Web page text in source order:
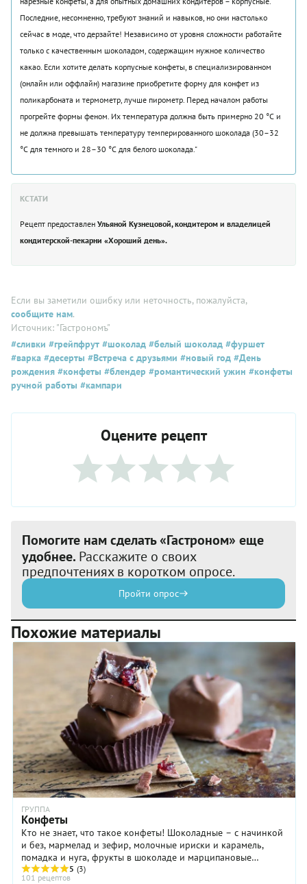
Последние, несомненно, требуют знаний и навыков, но они настолько
сейчас в моде, что дерзайте! Независимо от уровня сложности работайте
только с качественным шоколадом, содержащим нужное количество
какао. Если хотите делать корпусные конфеты, в специализированном
(онлайн или оффлайн) магазине приобретите форму для конфет из
поликарбоната и термометр, лучше пирометр. Перед началом работы
прогрейте формы феном. Их температура должна быть примерно 20 °С и
не должна превышать температуру темперированного шоколада (30–32
°С для темного и 28–30 °С для белого шоколада."
КСТАТИ
Рецепт предоставлен Ульяной Кузнецовой, кондитером и владелицей
кондитерской-пекарни «Хороший день».
Если вы заметили ошибку или неточность, пожалуйста,
сообщите нам.
Источник: "Гастрономъ"
#сливки #грейпфрут #шоколад #белый шоколад #фуршет
#варка #десерты #Встреча с друзьями #новый год #День
рождения #конфеты #блендер #романтический ужин #конфеты
ручной работы #кампари
Оцените рецепт
Помогите нам сделать «Гастроном» еще
удобнее. Расскажите о своих
предпочтениях в коротком опросе.
Пройти опрос
Похожие материалы
ГРУППА
Конфеты
Кто не знает, что такое конфеты! Шоколадные – с начинкой
и без, мармелад и зефир, молочные ириски и карамель,
помадка и нуга, фрукты в шоколаде и марципановые
5 (3)
101 рецептов